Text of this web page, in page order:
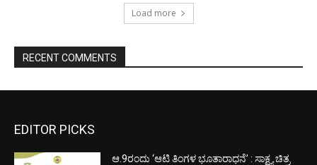
Load more
RECENT COMMENTS
EDITOR PICKS
ಆ.9ರಂದು ‘ಆಟಿ ತಿಂಗಳ ಭೂತಾರಾಧನೆ’ : ಸಾಕ್ಷ್ಯ ಚಿತ್ರ